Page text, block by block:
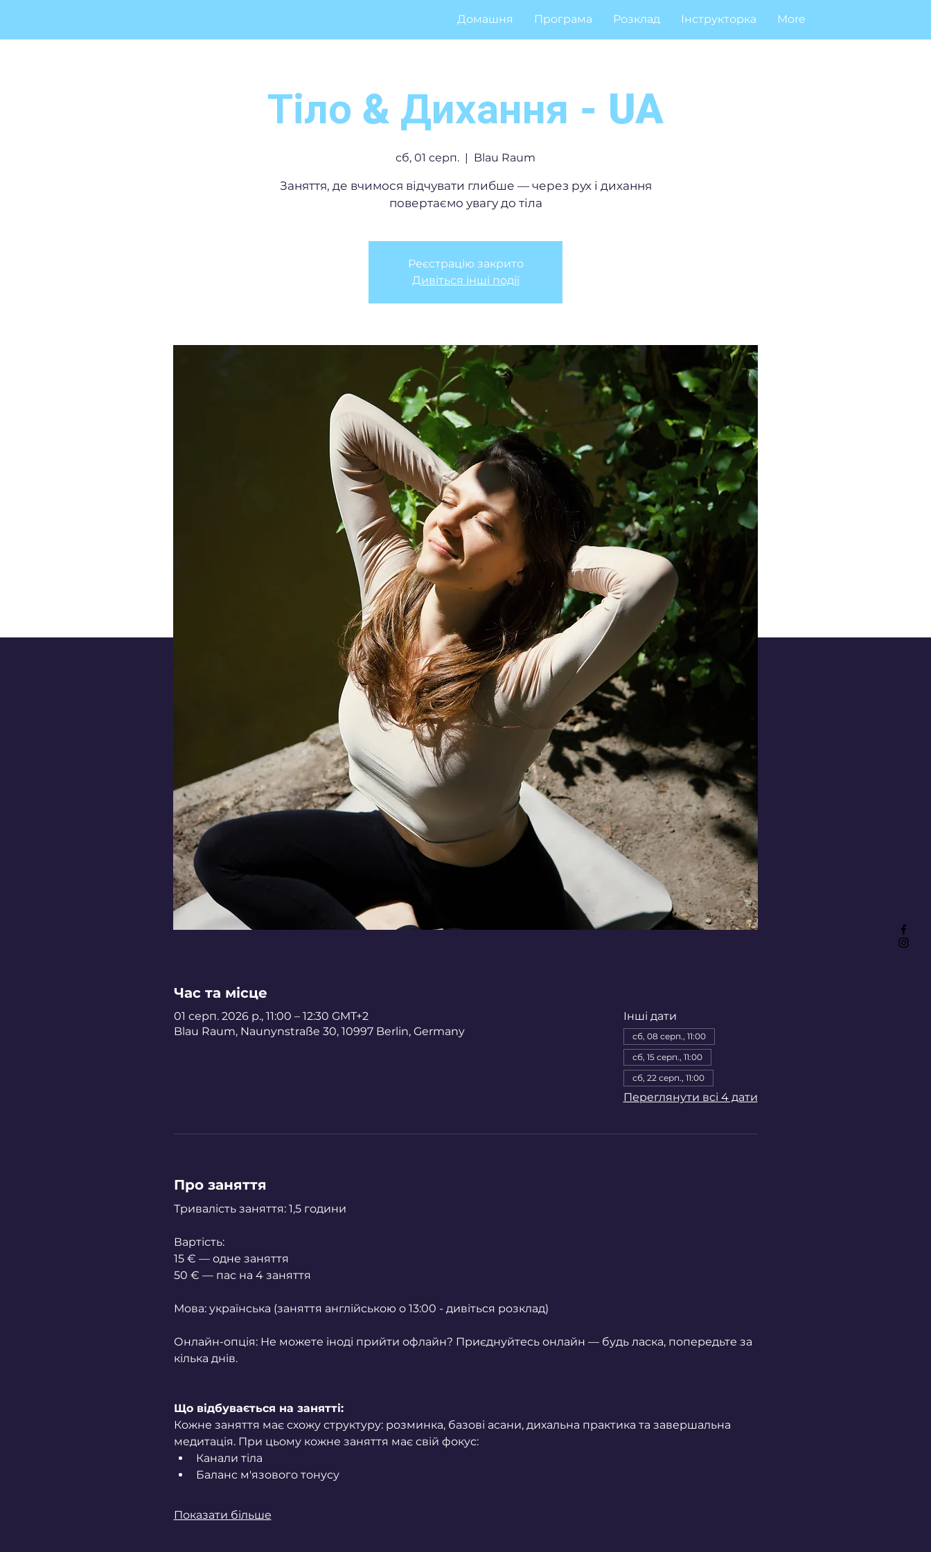
Домашня Програма Розклад Інструкторка More
Тіло & Дихання - UA
сб, 01 серп.
  |
Blau Raum
Заняття, де вчимося відчувати глибше — через рух і дихання
повертаємо увагу до тіла
Реєстрацію закрито
Дивіться інші події
Час та місце
01 серп. 2026 р., 11:00 – 12:30 GMT+2
Blau Raum, Naunynstraße 30, 10997 Berlin, Germany
Інші дати
сб, 08 серп., 11:00
сб, 15 серп., 11:00
сб, 22 серп., 11:00
Переглянути всі 4 дати
Про заняття
Тривалість заняття: 1,5 години
Вартість:
15 € — одне заняття
50 € — пас на 4 заняття
Мова: українська (заняття англійською о 13:00 - дивіться розклад)
Онлайн-опція: Не можете іноді прийти офлайн? Приєднуйтесь онлайн — будь ласка, попередьте за
кілька днів.
Що відбувається на занятті:
Кожне заняття має схожу структуру: розминка, базові асани, дихальна практика та завершальна
медитація. При цьому кожне заняття має свій фокус:
Канали тіла
Баланс м'язового тонусу
Показати більше